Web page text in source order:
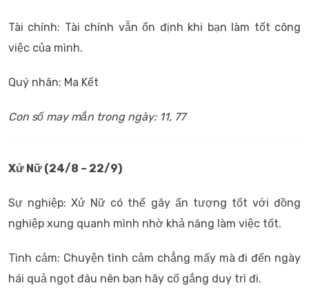
Tài chính: Tài chính vẫn ổn định khi bạn làm tốt công
việc của mình.
Quý nhân: Ma Kết
Con số may mắn trong ngày: 11, 77
Xử Nữ (24/8 – 22/9)
Sự nghiệp: Xử Nữ có thể gây ấn tượng tốt với đồng
nghiệp xung quanh mình nhờ khả năng làm việc tốt.
Tình cảm: Chuyện tình cảm chẳng mấy mà đi đến ngày
hái quả ngọt đâu nên bạn hãy cố gắng duy trì đi.